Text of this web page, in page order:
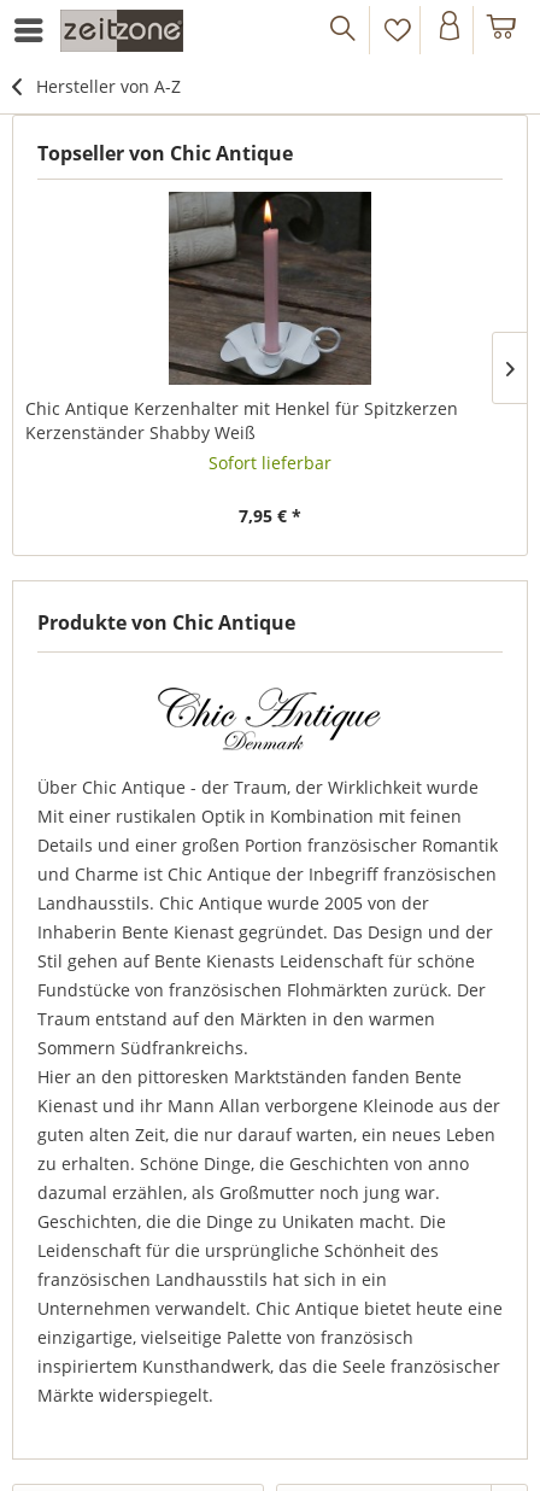
Hersteller von A-Z
Topseller von Chic Antique
Chic Antique Kerzenhalter mit Henkel für Spitzkerzen
Kerzenständer Shabby Weiß
Sofort lieferbar
7,95 € *
Produkte von Chic Antique
Über Chic Antique - der Traum, der Wirklichkeit wurde
Mit einer rustikalen Optik in Kombination mit feinen
Details und einer großen Portion französischer Romantik
und Charme ist Chic Antique der Inbegriff französischen
Landhausstils. Chic Antique wurde 2005 von der
Inhaberin Bente Kienast gegründet. Das Design und der
Stil gehen auf Bente Kienasts Leidenschaft für schöne
Fundstücke von französischen Flohmärkten zurück. Der
Traum entstand auf den Märkten in den warmen
Sommern Südfrankreichs.
Hier an den pittoresken Marktständen fanden Bente
Kienast und ihr Mann Allan verborgene Kleinode aus der
guten alten Zeit, die nur darauf warten, ein neues Leben
zu erhalten. Schöne Dinge, die Geschichten von anno
dazumal erzählen, als Großmutter noch jung war.
Geschichten, die die Dinge zu Unikaten macht. Die
Leidenschaft für die ursprüngliche Schönheit des
französischen Landhausstils hat sich in ein
Unternehmen verwandelt. Chic Antique bietet heute eine
einzigartige, vielseitige Palette von französisch
inspiriertem Kunsthandwerk, das die Seele französischer
Märkte widerspiegelt.